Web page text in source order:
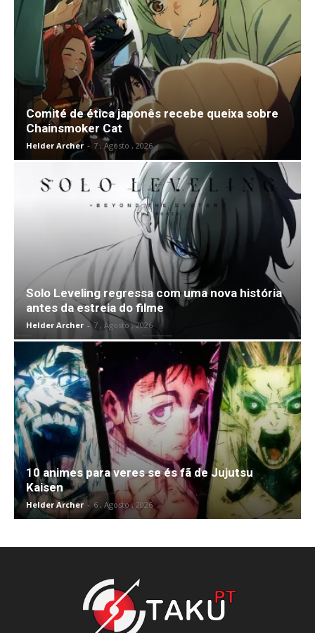
Comité de ética japonês recebe queixa sobre
Chainsmoker Cat
Helder Archer - 7 , Agosto , 2026
Solo Leveling regressa com uma nova história
antes da estreia do filme
Helder Archer - 7 , Agosto , 2026
10 animes para veres se és fã de Jujutsu
Kaisen
Helder Archer - 6 , Agosto , 2026